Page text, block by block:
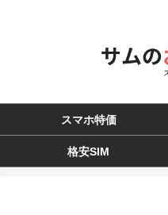
スマホ特価
格安SIM